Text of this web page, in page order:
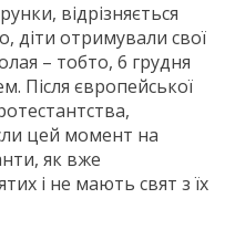
відрізняється
діти отримували свої
– тобто, 6 грудня
Після європейської
цей момент на
як вже
і не мають свят з їх